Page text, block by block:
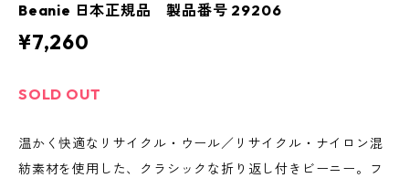
Beanie 日本正規品 製品番号 29206
¥7,260
SOLD OUT
温かく快適なリサイクル・ウール／リサイクル・ナイロン混
紡素材を使用した、クラシックな折り返し付きビーニー。フ